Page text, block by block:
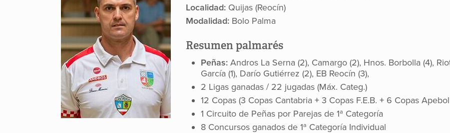
Localidad: Quijas (Reocín)
Modalidad: Bolo Palma
Resumen palmarés
Peñas: Andros La Serna (2), Camargo (2), Hnos. Borbolla (4),
García (1), Darío Gutiérrez (2), EB Reocín (3),
2 Ligas ganadas / 22 jugadas (Máx. Categ.)
12 Copas (3 Copas Cantabria + 3 Copas F.E.B. + 6 Copas Apebol
1 Circuito de Peñas por Parejas de 1ª Categoría
8 Concursos ganados de 1ª Categoría Individual